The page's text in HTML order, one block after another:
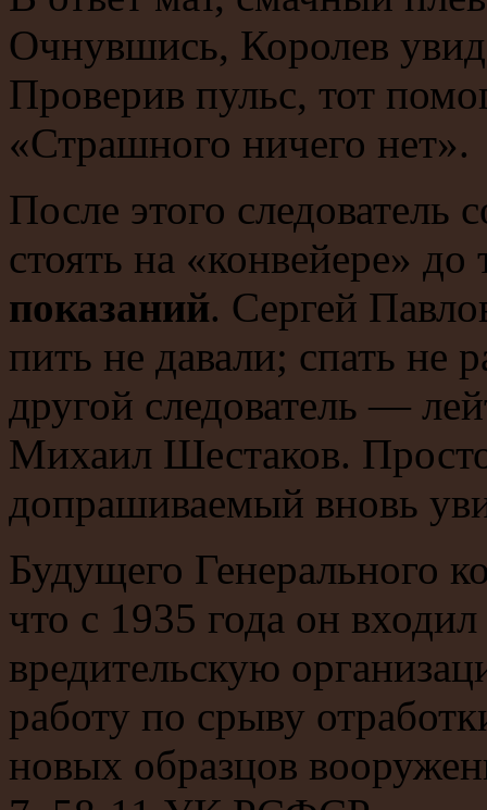
Очнувшись, Королев
Проверив пульс, тот
«Страшного ничего нет».
После этого следователь
стоять на «конвейере»
показаний. Сергей
пить не давали; спать не
другой следователь —
Михаил Шестаков.
допрашиваемый вновь
Будущего Генерального
что с 1935 года он
вредительскую
работу по срыву
новых образцов